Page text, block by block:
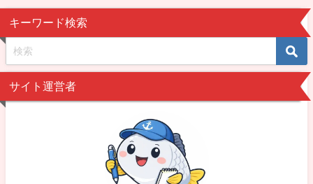
キーワード検索
サイト運営者